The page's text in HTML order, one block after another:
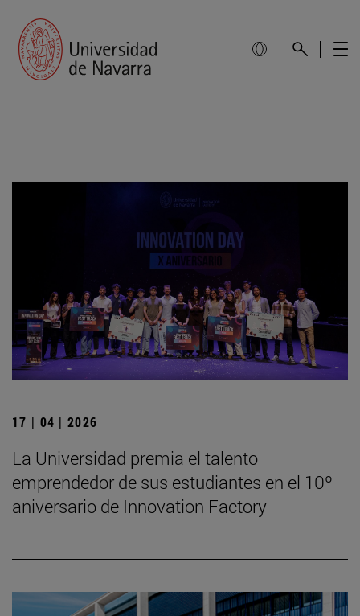
17 | 04 | 2026
La Universidad premia el talento
emprendedor de sus estudiantes en el 10º
aniversario de Innovation Factory